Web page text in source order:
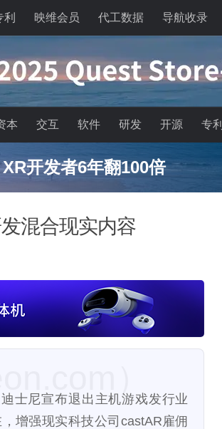
利 映维会员 代工数据 导航收录
本 交互 软件 研发 开源 专利
开发者6年翻100倍
混合现实内容
士尼宣布退出主机游戏发行业
增强现实科技公司castAR雇佣
）